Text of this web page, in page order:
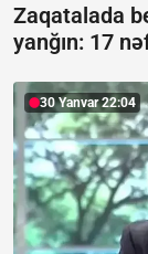
Zaqatalada
yanğın: 17
30 Yanvar 22:04